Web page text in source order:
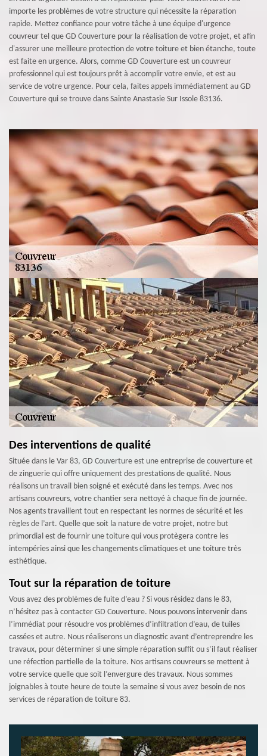
importe les problèmes de votre structure qui nécessite la réparation
rapide. Mettez confiance pour votre tâche à une équipe d'urgence
couvreur tel que GD Couverture pour la réalisation de votre projet, et afin
d'assurer une meilleure protection de votre toiture et bien étanche, toute
est faite en urgence. Alors, comme GD Couverture est un couvreur
professionnel qui est toujours prêt à accomplir votre envie, et est au
service de votre urgence. Pour cela, faites appels immédiatement au GD
Couverture qui se trouve dans Sainte Anastasie Sur Issole 83136.
Des interventions de qualité
Située dans le Var 83, GD Couverture est une entreprise de couverture et
de zinguerie qui offre uniquement des prestations de qualité. Nous
réalisons un travail bien soigné et exécuté dans les temps. Avec nos
artisans couvreurs, votre chantier sera nettoyé à chaque fin de journée.
Nos agents travaillent tout en respectant les normes de sécurité et les
règles de l’art. Quelle que soit la nature de votre projet, notre but
primordial est de fournir une toiture qui vous protègera contre les
intempéries ainsi que les changements climatiques et une toiture très
esthétique.
Tout sur la réparation de toiture
Vous avez des problèmes de fuite d’eau ? Si vous résidez dans le 83,
n’hésitez pas à contacter GD Couverture. Nous pouvons intervenir dans
l’immédiat pour résoudre vos problèmes d’infiltration d’eau, de tuiles
cassées et autre. Nous réaliserons un diagnostic avant d’entreprendre les
travaux, pour déterminer si une simple réparation suffit ou s’il faut réaliser
une réfection partielle de la toiture. Nos artisans couvreurs se mettent à
votre service quelle que soit l’envergure des travaux. Nous sommes
joignables à toute heure de toute la semaine si vous avez besoin de nos
services de réparation de toiture 83.